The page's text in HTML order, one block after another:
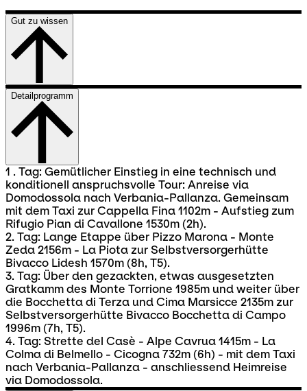
Gut zu wissen
Detailprogramm
1 . Tag: Gemütlicher Einstieg in eine technisch und
konditionell anspruchsvolle Tour: Anreise via
Domodossola nach Verbania-Pallanza. Gemeinsam
mit dem Taxi zur Cappella Fina 1102m - Aufstieg zum
Rifugio Pian di Cavallone 1530m (2h).
2. Tag: Lange Etappe über Pizzo Marona - Monte
Zeda 2156m - La Piota zur Selbstversorgerhütte
Bivacco Lidesh 1570m (8h, T5).
3. Tag: Über den gezackten, etwas ausgesetzten
Gratkamm des Monte Torrione 1985m und weiter über
die Bocchetta di Terza und Cima Marsicce 2135m zur
Selbstversorgerhütte Bivacco Bocchetta di Campo
1996m (7h, T5).
4. Tag: Strette del Casè - Alpe Cavrua 1415m - La
Colma di Belmello - Cicogna 732m (6h) - mit dem Taxi
nach Verbania-Pallanza - anschliessend Heimreise
via Domodossola.